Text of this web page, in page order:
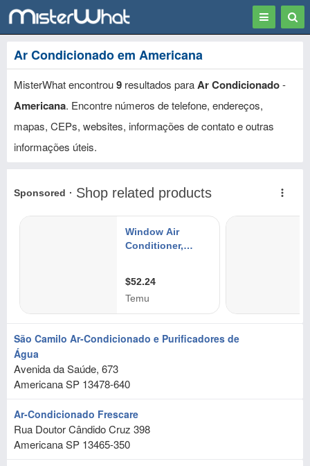
Toggle
Ar Condicionado em Americana
MisterWhat encontrou9 resultados paraAr Condicionado-
Americana. Encontre números de telefone, endereços,
mapas, CEPs, websites, informações de contato e outras
informações úteis.
São Camilo Ar-Condicionado e Purificadores de
Água
Avenida da Saúde, 673
AmericanaSP 13478-640
Ar-Condicionado Frescare
Rua Doutor Cândido Cruz 398
AmericanaSP 13465-350